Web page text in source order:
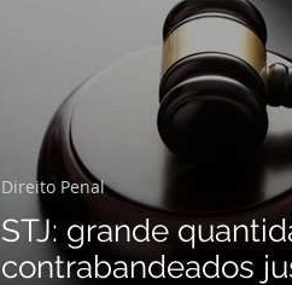
STJ: grande
contrabandeados
Direito Penal